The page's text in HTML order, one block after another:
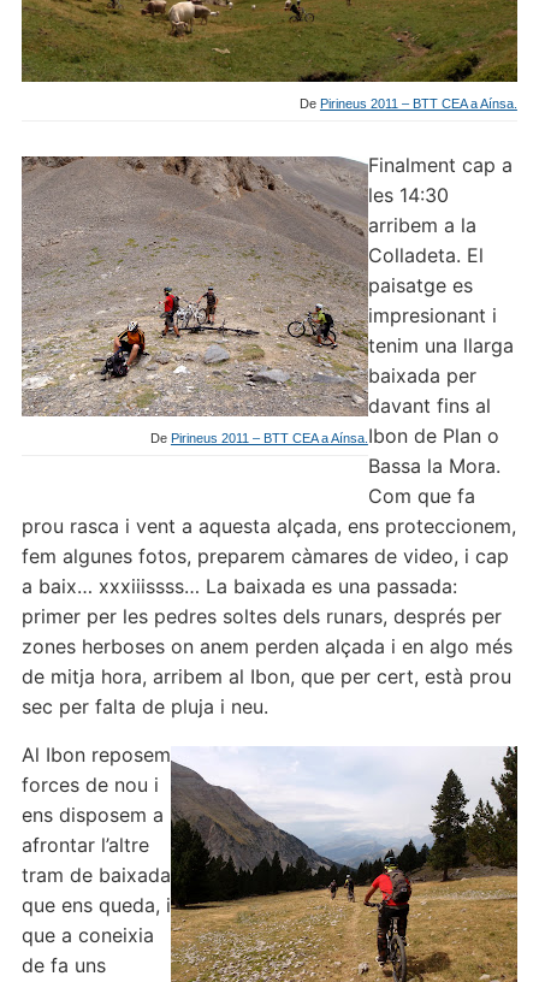
De Pirineus 2011 – BTT CEA a Aínsa.
De Pirineus 2011 – BTT CEA a Aínsa.
Finalment cap a
les 14:30
arribem a la
Colladeta. El
paisatge es
impresionant i
tenim una llarga
baixada per
davant fins al
Ibon de Plan o
Bassa la Mora.
Com que fa
prou rasca i vent a aquesta alçada, ens proteccionem,
fem algunes fotos, preparem càmares de video, i cap
a baix… xxxiiissss… La baixada es una passada:
primer per les pedres soltes dels runars, després per
zones herboses on anem perden alçada i en algo més
de mitja hora, arribem al Ibon, que per cert, està prou
sec per falta de pluja i neu.
Al Ibon reposem
forces de nou i
ens disposem a
afrontar l’altre
tram de baixada
que ens queda, i
que a coneixia
de fa uns